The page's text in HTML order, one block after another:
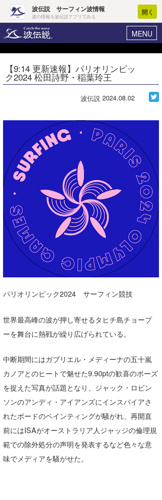
波伝説 サーフィン波情報
波の情報を波伝説アプリでみる
開く
MENU
ヘルプ マイホーム
ログイン
WAVE HUNTER波予想ツール
気象情報
ニュース
サーフィンエリアガイド
会員メニュー
今月のプレゼント
【9:14 更新速報】パリオリンピッ
ク2024 松田詩野・稲葉玲王
波伝説 2024.08.02
パリオリンピック2024 サーフィン競技
世界最高峰の波が押し寄せるタヒチ島チョープ
ーを舞台に熱戦が繰り広げられている。
中断期間にはガブリエル・メディーナの五十嵐
カノアとのヒートで魅せた9.90ptの歓喜のポーズ
を捉えた写真が話題となり、ジャック・ロビン
ソンのアンディ・アイアンズにインスパイアさ
れたボードのペインティングが騒がれ、再開直
前にはISAがオーストラリア人ジャッジの倫理規
範での除外処分の声明を発表するなど色々な意
味でメディアを騒がせた。
Core Surf Japan
アート＆エンタメ
コラム
トラベル
ショップ情報
ショップ情報
湘南
千葉北
伊豆
千葉南
大阪
四国
沖縄
ウラナミ
お知らせ
その他
ルール＆How to
VOTE!
サーファーズ
ライター/寄稿メディア
Core Surf Japan